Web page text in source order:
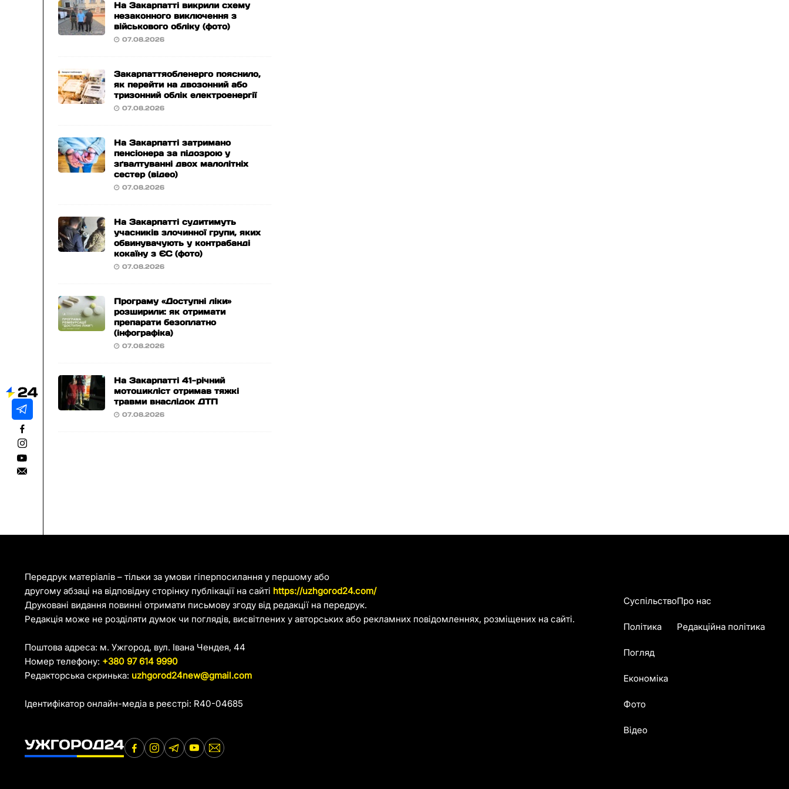
На Закарпатті викрили схему
незаконного виключення з
військового обліку (фото)
07.08.2026
Закарпаттяобленерго пояснило,
як перейти на двозонний або
тризонний облік електроенергії
07.08.2026
На Закарпатті затримано
пенсіонера за підозрою у
зґвалтуванні двох малолітніх
сестер (відео)
07.08.2026
На Закарпатті судитимуть
учасників злочинної групи, яких
обвинувачують у контрабанді
кокаїну з ЄС (фото)
07.08.2026
Програму «Доступні ліки»
розширили: як отримати
препарати безоплатно
(інфографіка)
07.08.2026
На Закарпатті 41-річний
мотоцикліст отримав тяжкі
травми внаслідок ДТП
07.08.2026
Передрук матеріалів – тільки за умови гіперпосилання у першому або
другому абзаці на відповідну сторінку публікації на сайті https://uzhgorod24.com/
Друковані видання повинні отримати письмову згоду від редакції на передрук.
Редакція може не розділяти думок чи поглядів, висвітлених у авторських або рекламних повідомленнях, розміщених на сайті.
Поштова адреса: м. Ужгород, вул. Івана Чендея, 44
Номер телефону: +380 97 614 9990
Редакторська скринька: uzhgorod24new@gmail.com
Ідентифікатор онлайн-медіа в реєстрі: R40-04685
Суспільство
Політика
Погляд
Економіка
Фото
Відео
Про нас
Редакційна політика